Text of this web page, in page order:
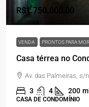
R$1.750.000,00
VENDA PRONTOS PARA
Casa térrea no
Av. das Palmeiras, s/
3 4 200
CASA DE CONDOMÍNIO